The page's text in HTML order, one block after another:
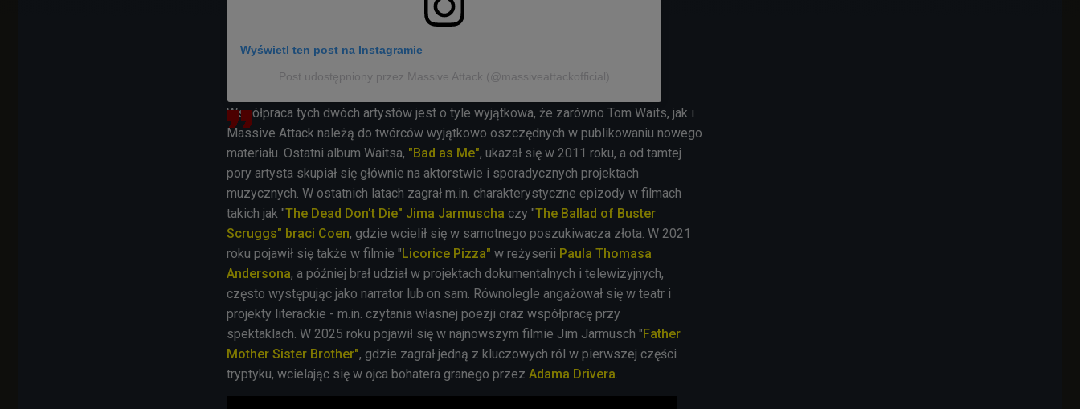
Wyświetl ten post na Instagramie
Post udostępniony przez Massive Attack (@massiveattackofficial)
Współpraca tych dwóch artystów jest o tyle wyjątkowa, że zarówno Tom Waits, jak i
Massive Attack należą do twórców wyjątkowo oszczędnych w publikowaniu nowego
materiału. Ostatni album Waitsa, "Bad as Me", ukazał się w 2011 roku, a od tamtej
pory artysta skupiał się głównie na aktorstwie i sporadycznych projektach
muzycznych. W ostatnich latach zagrał m.in. charakterystyczne epizody w filmach
takich jak "The Dead Don’t Die" Jima Jarmuscha czy "The Ballad of Buster
Scruggs" braci Coen, gdzie wcielił się w samotnego poszukiwacza złota. W 2021
roku pojawił się także w filmie "Licorice Pizza" w reżyserii Paula Thomasa
Andersona, a później brał udział w projektach dokumentalnych i telewizyjnych,
często występując jako narrator lub on sam. Równolegle angażował się w teatr i
projekty literackie - m.in. czytania własnej poezji oraz współpracę przy
spektaklach. W 2025 roku pojawił się w najnowszym filmie Jim Jarmusch "Father
Mother Sister Brother", gdzie zagrał jedną z kluczowych ról w pierwszej części
tryptyku, wcielając się w ojca bohatera granego przez Adama Drivera.